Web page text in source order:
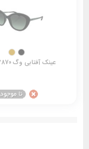
عینک آفتابی وگ vogue 2870